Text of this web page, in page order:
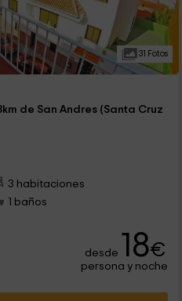
31 Fotos
de San Andres (Santa Cruz
3 habitaciones
1 baños
desde 18€
persona y noche